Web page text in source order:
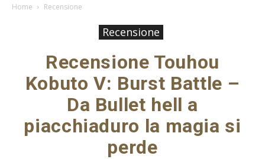
Home Recensione
Recensione
Recensione Touhou
Kobuto V: Burst Battle –
Da Bullet hell a
piacchiaduro la magia si
perde